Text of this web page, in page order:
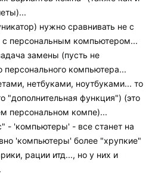
нужно сравнивать не с
персональным компьютером...
замены (пусть не
персонального компьютера...
нетбуками, ноутбуками... то
"дополнительная функция") (это
персональном компе)...
- 'компьютеры' - все станет на
'компьютеры' более "хрупкие"
рации итд..., но у них и